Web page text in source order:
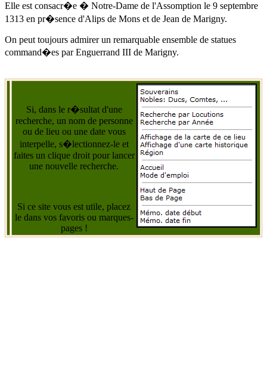
Elle est consacr�e � Notre-Dame de l'Assomption le 9 septembre
1313 en pr�sence d'Alips de Mons et de Jean de Marigny.
On peut toujours admirer un remarquable ensemble de statues
command�es par Enguerrand III de Marigny.
Si, dans le r�sultat d'une
recherche, un nom de personne
ou de lieu ou une date vous
interpelle, s�lectionnez-le et
faites un clique droit pour lancer
une nouvelle recherche.
Si ce site vous est utile, placez
le dans vos favoris ou marques-
pages !